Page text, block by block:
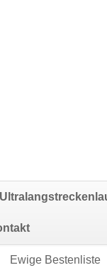
Ewige Bestenliste